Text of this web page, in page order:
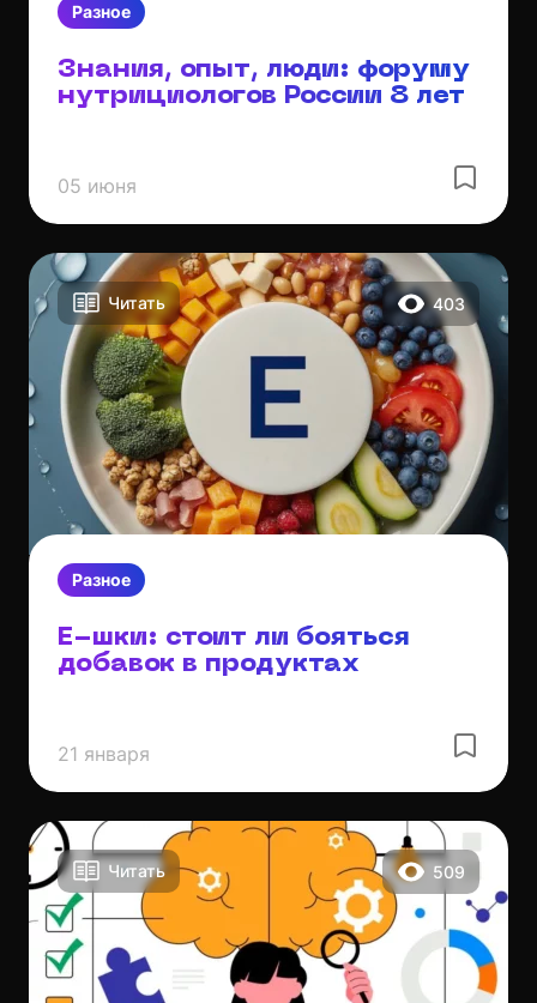
Разное
Знания, опыт, люди: форуму
нутрициологов России 8 лет
05 июня
Читать 403
Разное
Е-шки: стоит ли бояться
добавок в продуктах
21 января
Читать 509